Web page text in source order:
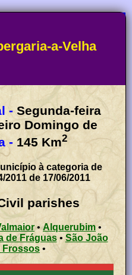
a-Velha
- Segunda-feira
Domingo de
- 145 Km2
à categoria de
2011 de 17/06/2011
parishes
•Alquerubim •
de Fráguas•São João
Frossos •